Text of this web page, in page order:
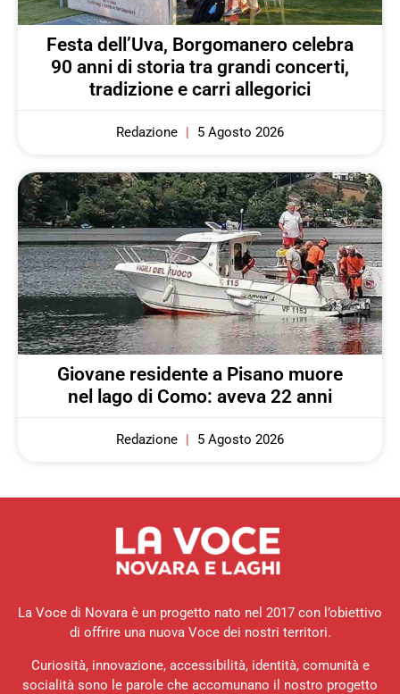
Festa dell’Uva, Borgomanero celebra
90 anni di storia tra grandi concerti,
tradizione e carri allegorici
Redazione 5 Agosto 2026
Giovane residente a Pisano muore
nel lago di Como: aveva 22 anni
Redazione 5 Agosto 2026
La Voce di Novara è un progetto nato nel 2017 con l’obiettivo
di offrire una nuova Voce dei nostri territori.
Curiosità, innovazione, accessibilità, identità, comunità e
socialità sono le parole che accomunano il nostro progetto